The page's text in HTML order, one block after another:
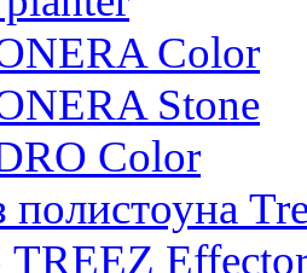
Color
Stone
Color